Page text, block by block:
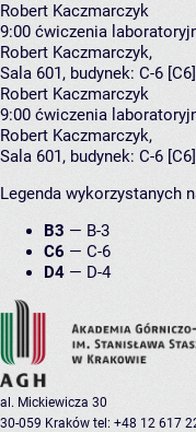
Robert Kaczmarczyk
9:00 ćwiczenia
Robert Kaczmarczyk,
Sala 601, budynek: C-6 [C6]
Robert Kaczmarczyk
9:00 ćwiczenia
Robert Kaczmarczyk,
Sala 601, budynek: C-6 [C6]
Legenda wykorzystanych
B3 — B-3
C6 — C-6
D4 — D-4
al. Mickiewicza 30
30-059 Kraków tel: +48 12 617